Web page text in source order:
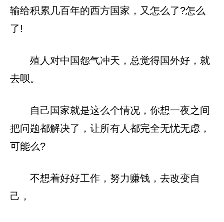
输给积累几百年的西方国家，又怎么了?怎么
了!
殖人对中国怨气冲天，总觉得国外好，就
去呗。
自己国家就是这么个情况，你想一夜之间
把问题都解决了，让所有人都完全无忧无虑，
可能么?
不想着好好工作，努力赚钱，去改变自
己，